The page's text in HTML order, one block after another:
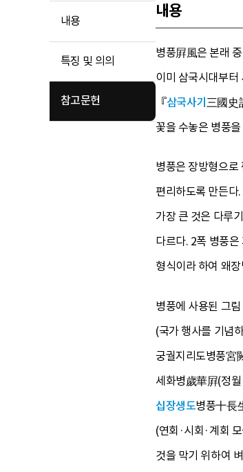
내용
특징 및 의의
참고문헌
내용
병풍屛風은 본래
이미 삼국시대부터
『삼국사기三國史
꽃을 수놓은 병풍
병풍은 장방형으로
편리하도록 만든다
가장 큰 것은 다루
다르다. 2폭 병풍
형식이라 하여 왜
병풍에 사용된 그
(국가 행사를 기념
궁궐지리도병풍宮
세화병歲華屛(정
십장생도병풍十長
(연회·시회·계회
것을 막기 위하여